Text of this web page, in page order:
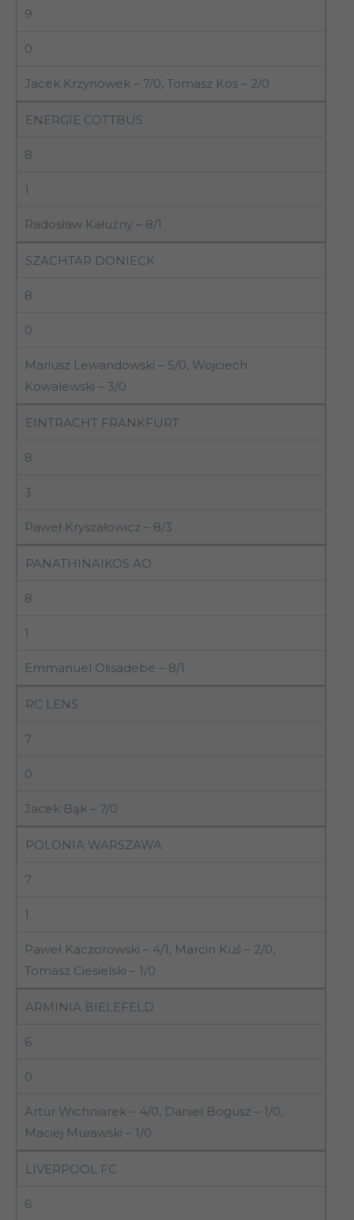
9
0
Jacek Krzynówek – 7/0, Tomasz Kos – 2/0
ENERGIE COTTBUS
8
1
Radosław Kałużny – 8/1
SZACHTAR DONIECK
8
0
Mariusz Lewandowski – 5/0, Wojciech
Kowalewski – 3/0
EINTRACHT FRANKFURT
8
3
Paweł Kryszałowicz – 8/3
PANATHINAIKOS AO
8
1
Emmanuel Olisadebe – 8/1
RC LENS
7
0
Jacek Bąk – 7/0
POLONIA WARSZAWA
7
1
Paweł Kaczorowski – 4/1, Marcin Kuś – 2/0,
Tomasz Ciesielski – 1/0
ARMINIA BIELEFELD
6
0
Artur Wichniarek – 4/0, Daniel Bogusz – 1/0,
Maciej Murawski – 1/0
LIVERPOOL FC
6